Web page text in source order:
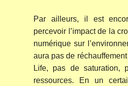
Par ailleurs, il est
percevoir l’impact de la
numérique sur
aura pas de
Life, pas de saturation,
ressources. En un